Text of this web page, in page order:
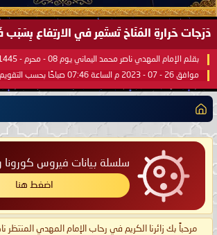
بقلم الإمام المهدي ناصر محمد اليماني يوم 08 - محرم - 1445 هـ
موافق 26 - 07 - 2023 م الساعة 07:46 صباحًا بحسب التقويم الرسمي لأمّ القُرى
سلسلة بيانات فيروس
اضغط هنا
مرحباً بك زائرنا الكريم في رحاب الإمام المهدي المنتظر